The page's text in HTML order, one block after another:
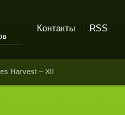
Контакты RSS
Harvest ‎– XII